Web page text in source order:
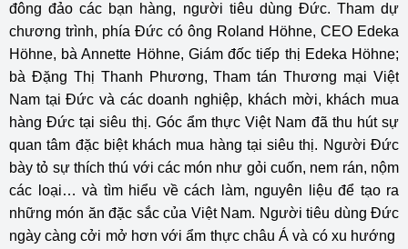
đông đảo các bạn hàng, người tiêu dùng Đức. Tham dự
chương trình, phía Đức có ông Roland Höhne, CEO Edeka
Höhne, bà Annette Höhne, Giám đốc tiếp thị Edeka Höhne;
bà Đặng Thị Thanh Phương, Tham tán Thương mại Việt
Nam tại Đức và các doanh nghiệp, khách mời, khách mua
hàng Đức tại siêu thị. Góc ẩm thực Việt Nam đã thu hút sự
quan tâm đặc biệt khách mua hàng tại siêu thị. Người Đức
bày tỏ sự thích thú với các món như gỏi cuốn, nem rán, nộm
các loại… và tìm hiểu về cách làm, nguyên liệu để tạo ra
những món ăn đặc sắc của Việt Nam. Người tiêu dùng Đức
ngày càng cởi mở hơn với ẩm thực châu Á và có xu hướng